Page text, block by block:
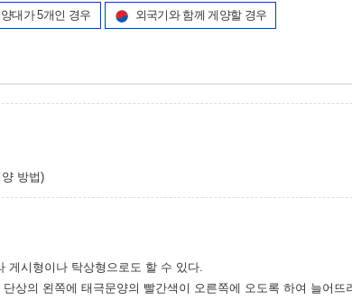
대가 5개인 경우 외국기와 함께 게양할 경우
방법)
게시형이나 탁상형으로도 할 수 있다.
상의 왼쪽에 태극문양의 빨간색이 오른쪽에 오도록 하여 늘어뜨